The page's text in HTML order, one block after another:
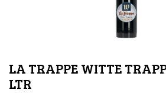
LA TRAPPE WITTE
LTR